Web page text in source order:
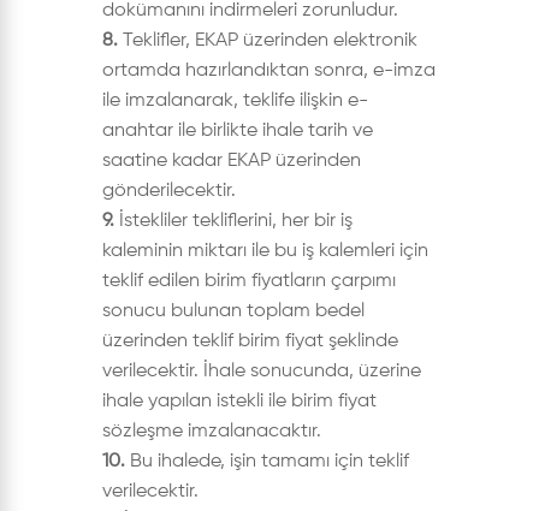
dokümanını indirmeleri zorunludur.
8. Teklifler, EKAP üzerinden elektronik
ortamda hazırlandıktan sonra, e-imza
ile imzalanarak, teklife ilişkin e-
anahtar ile birlikte ihale tarih ve
saatine kadar EKAP üzerinden
gönderilecektir.
9. İstekliler tekliflerini, her bir iş
kaleminin miktarı ile bu iş kalemleri için
teklif edilen birim fiyatların çarpımı
sonucu bulunan toplam bedel
üzerinden teklif birim fiyat şeklinde
verilecektir. İhale sonucunda, üzerine
ihale yapılan istekli ile birim fiyat
sözleşme imzalanacaktır.
10. Bu ihalede, işin tamamı için teklif
verilecektir.